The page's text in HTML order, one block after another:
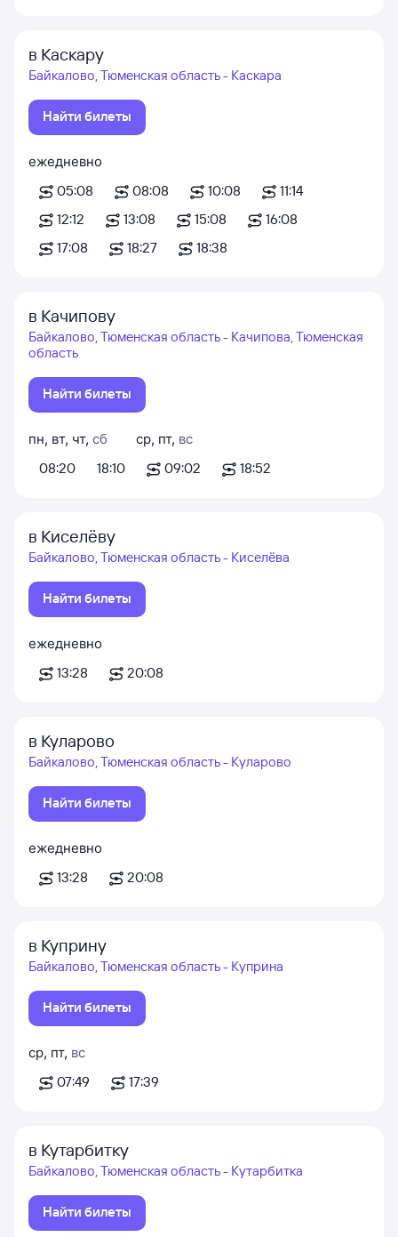
в Каскару
Байкалово, Тюменская область - Каскара
Найти билеты
ежедневно
05:08
08:08 10:08
11:14
12:12
13:08 15:08
16:08
17:08
18:27 18:38
в Качипову
Байкалово, Тюменская область - Качипова, Тюменская
область
Найти билеты
пн, вт, чт, сб
08:20
18:10
ср, пт, вс
09:02
18:52
в Киселёву
Байкалово, Тюменская область - Киселёва
Найти билеты
ежедневно
13:28
20:08
в Куларово
Байкалово, Тюменская область - Куларово
Найти билеты
ежедневно
13:28
20:08
в Куприну
Байкалово, Тюменская область - Куприна
Найти билеты
ср, пт, вс
07:49
17:39
в Кутарбитку
Байкалово, Тюменская область - Кутарбитка
Найти билеты